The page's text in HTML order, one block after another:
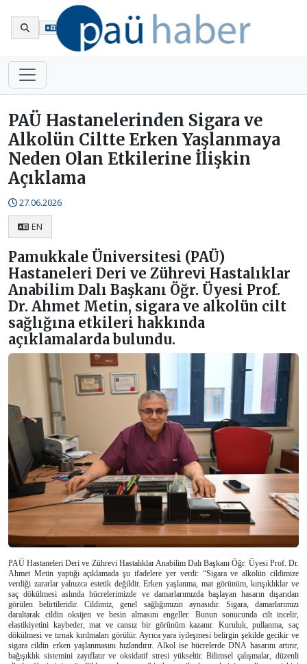
PAÜ Hastanelerinden Sigara ve
Alkolün Ciltte Erken Yaşlanmaya
Neden Olan Etkilerine İlişkin
Açıklama
27.06.2026
EN
Pamukkale Üniversitesi (PAÜ)
Hastaneleri Deri ve Zührevi Hastalıklar
Anabilim Dalı Başkanı Öğr. Üyesi Prof.
Dr. Ahmet Metin, sigara ve alkolün cilt
sağlığına etkileri hakkında
açıklamalarda bulundu.
PAÜ Hastaneleri Deri ve Zührevi Hastalıklar Anabilim Dalı Başkanı Öğr. Üyesi Prof. Dr.
Ahmet Metin yaptığı açıklamada şu ifadelere yer verdi: “Sigara ve alkolün cildimize
verdiği zararlar yalnızca estetik değildir. Erken yaşlanma, mat görünüm, kırışıklıklar ve
saç dökülmesi aslında hücrelerimizde ve damarlarımızda başlayan hasarın dışarıdan
görülen belirtileridir. Cildimiz, genel sağlığımızın aynasıdır. Sigara, damarlarımızı
daraltarak cildin oksijen ve besin almasını engeller. Bunun sonucunda cilt incelir,
elastikiyetini kaybeder, mat ve cansız bir görünüm kazanır. Kuruluk, pullanma, saç
dökülmesi ve tırnak kırılmaları görülür. Ayrıca yara iyileşmesi belirgin şekilde gecikir ve
sigara cildin erken yaşlanmasını hızlandırır. Alkol ise hücrelerde DNA hasarını artırır,
bağışıklık sistemini zayıflatır ve oksidatif stresi yükseltir. Bilimsel çalışmalar, düzenli